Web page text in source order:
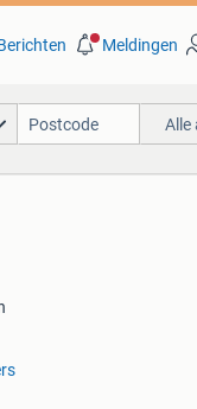
Meldingen
Alle